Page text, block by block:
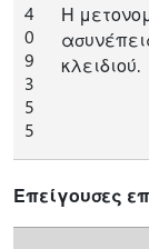
4
0
9
3
5
5
Η
κλειδιού.
Επείγουσες